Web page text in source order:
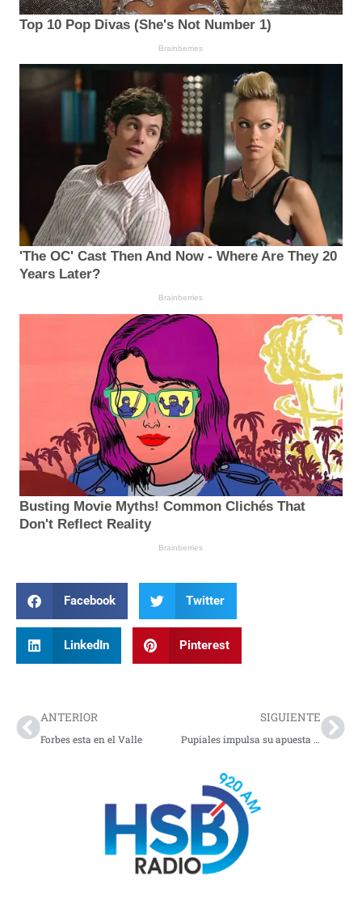
Facebook Twitter
LinkedIn Pinterest
ANTERIOR
Forbes esta en el Valle
SIGUIENTE
Pupiales impulsa su apuesta cultural como eje del desarrollo territorial